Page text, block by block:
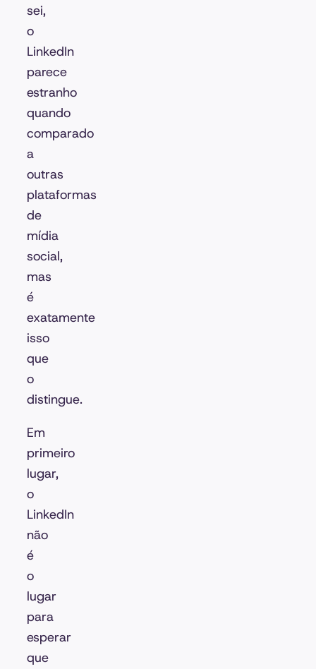
sei,
o
LinkedIn
parece
estranho
quando
comparado
a
outras
plataformas
de
mídia
social,
mas
é
exatamente
isso
que
o
distingue.
Em
primeiro
lugar,
o
LinkedIn
não
é
o
lugar
para
esperar
que